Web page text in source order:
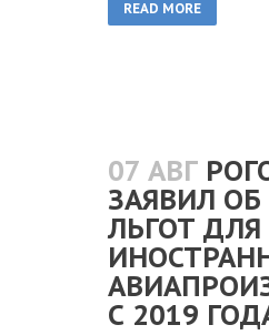
READ MORE
07 АВГ
ЗАЯВИЛ
ЛЬГОТ ДЛЯ
С 2019